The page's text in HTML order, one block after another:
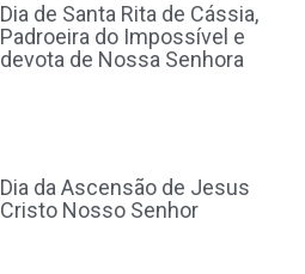
Dia de Santa Rita de Cássia,
Padroeira do Impossível e
devota de Nossa Senhora
Dia da Ascensão de Jesus
Cristo Nosso Senhor